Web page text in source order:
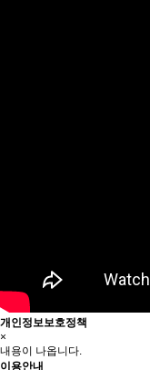
개인정보보호정책
×
내용이 나옵니다.
이용안내